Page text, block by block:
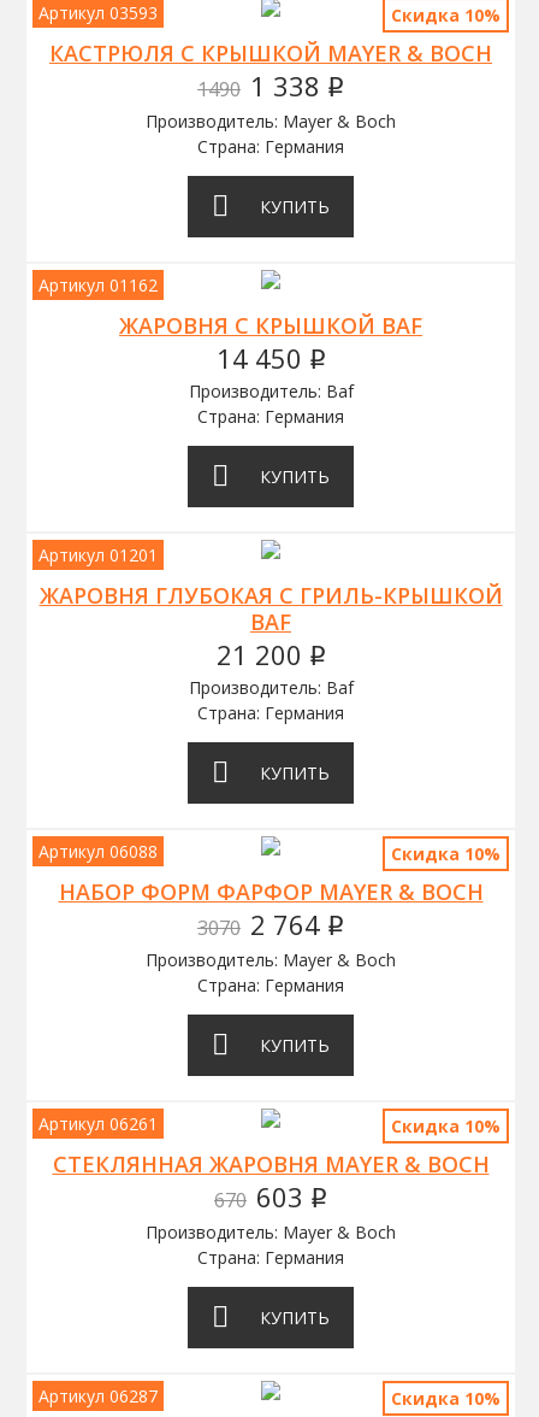
Артикул 03593 Скидка 10%
КАСТРЮЛЯ C КРЫШКОЙ MAYER & BOCH
1490 1 338 q
Производитель: Mayer & Boch
Страна: Германия
КУПИТЬ
Артикул 01162
ЖАРОВНЯ С КРЫШКОЙ BAF
14 450 q
Производитель: Baf
Страна: Германия
КУПИТЬ
Артикул 01201
ЖАРОВНЯ ГЛУБОКАЯ С ГРИЛЬ-КРЫШКОЙ
BAF
21 200 q
Производитель: Baf
Страна: Германия
КУПИТЬ
Артикул 06088 Скидка 10%
НАБОР ФОРМ ФАРФОР MAYER & BOCH
3070 2 764 q
Производитель: Mayer & Boch
Страна: Германия
КУПИТЬ
Артикул 06261 Скидка 10%
СТЕКЛЯННАЯ ЖАРОВНЯ MAYER & BOCH
670 603 q
Производитель: Mayer & Boch
Страна: Германия
КУПИТЬ
Артикул 06287 Скидка 10%